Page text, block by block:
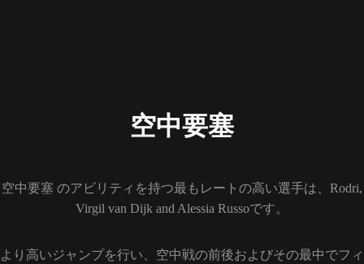
空中要塞
空中要塞 のアビリティを持つ最もレートの高い選手は、Rodri,
Virgil van Dijk and Alessia Russoです。
より高いジャンプを行い、空中戦の前後およびその最中でフィ